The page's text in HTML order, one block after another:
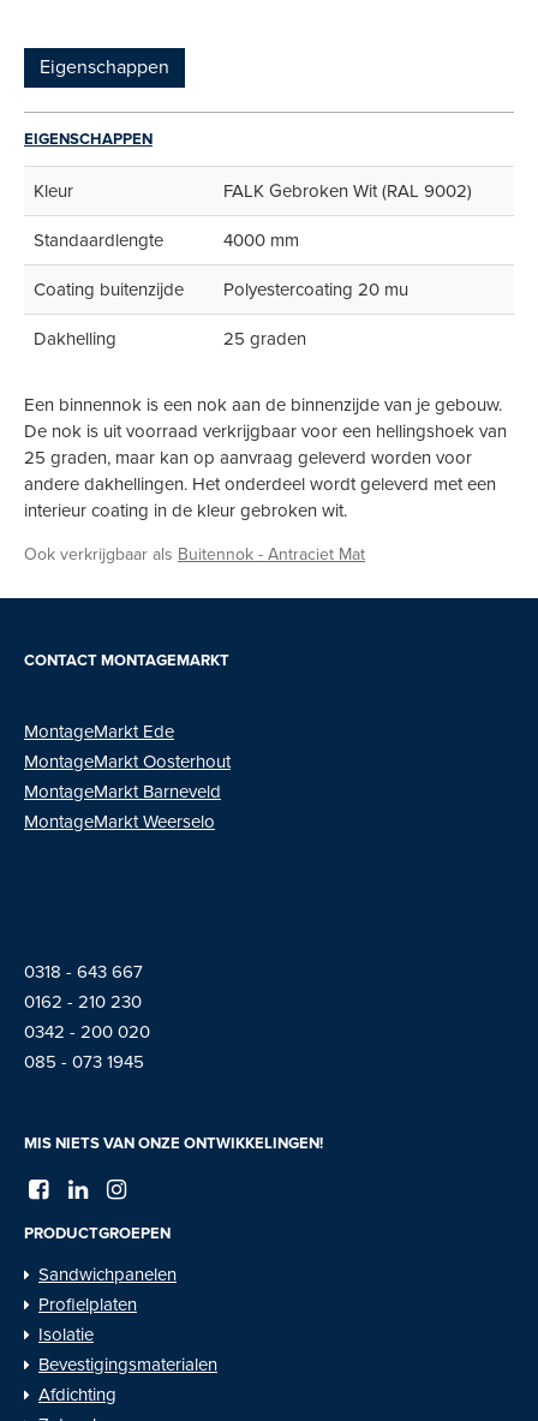
Eigenschappen
EIGENSCHAPPEN
Kleur FALK Gebroken Wit (RAL 9002)
Standaardlengte 4000 mm
Coating buitenzijde Polyestercoating 20 mu
Dakhelling 25 graden
Een binnennok is een nok aan de binnenzijde van je gebouw.
De nok is uit voorraad verkrijgbaar voor een hellingshoek van
25 graden, maar kan op aanvraag geleverd worden voor
andere dakhellingen. Het onderdeel wordt geleverd met een
interieur coating in de kleur gebroken wit.
Ook verkrijgbaar als Buitennok - Antraciet Mat
CONTACT MONTAGEMARKT
MontageMarkt Ede
MontageMarktOosterhout
MontageMarkt Barneveld
MontageMarkt Weerselo
0318 - 643 667
0162 - 210 230
0342 - 200 020
085 - 073 1945
MIS NIETS VAN ONZE ONTWIKKELINGEN!
PRODUCTGROEPEN
Sandwichpanelen
Profielplaten
Isolatie
Bevestigingsmaterialen
Afdichting